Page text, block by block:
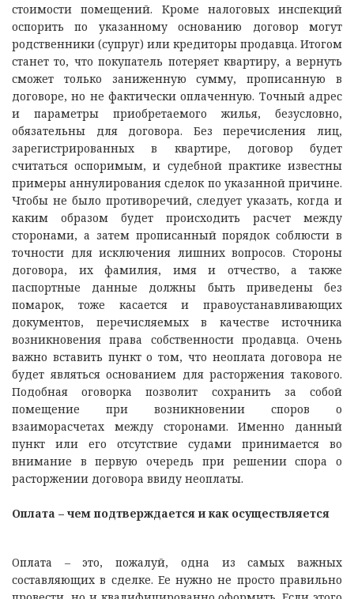
стоимости помещений. Кроме налоговых инспекций
оспорить по указанному основанию договор могут
родственники (супруг) или кредиторы продавца. Итогом
станет то, что покупатель потеряет квартиру, а вернуть
сможет только заниженную сумму, прописанную в
договоре, но не фактически оплаченную. Точный адрес
и параметры приобретаемого жилья, безусловно,
обязательны для договора. Без перечисления лиц,
зарегистрированных в квартире, договор будет
считаться оспоримым, и судебной практике известны
примеры аннулирования сделок по указанной причине.
Чтобы не было противоречий, следует указать, когда и
каким образом будет происходить расчет между
сторонами, а затем прописанный порядок соблюсти в
точности для исключения лишних вопросов. Стороны
договора, их фамилия, имя и отчество, а также
паспортные данные должны быть приведены без
помарок, тоже касается и правоустанавливающих
документов, перечисляемых в качестве источника
возникновения права собственности продавца. Очень
важно вставить пункт о том, что неоплата договора не
будет являться основанием для расторжения такового.
Подобная оговорка позволит сохранить за собой
помещение при возникновении споров о
взаиморасчетах между сторонами. Именно данный
пункт или его отсутствие судами принимается во
внимание в первую очередь при решении спора о
расторжении договора ввиду неоплаты.
Оплата – чем подтверждается и как осуществляется
Оплата – это, пожалуй, одна из самых важных
составляющих в сделке. Ее нужно не просто правильно